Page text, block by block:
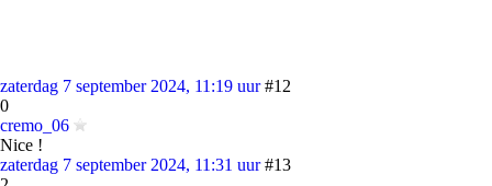
zaterdag 7 september 2024, 11:19 uur #12
0
cremo_06
Nice !
zaterdag 7 september 2024, 11:31 uur #13